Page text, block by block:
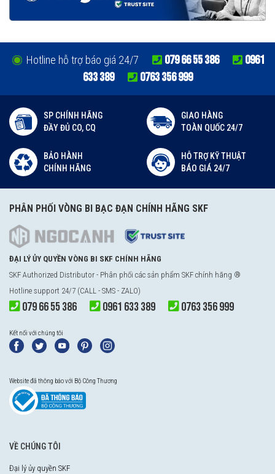
Hotline hỗ trợ báo giá 24/7 079 66 55 386
0961
633 389
0763 356 999
SP CHÍNH HÃNG
ĐẦY ĐỦ CO, CQ
GIAO HÀNG
TOÀN QUỐC 24/7
BẢO HÀNH
CHÍNH HÃNG
HỖ TRỢ KỸ THUẬT
BÁO GIÁ 24/7
PHÂN PHỐI VÒNG BI BẠC ĐẠN CHÍNH HÃNG SKF
ĐẠI LÝ ỦY QUYỀN VÒNG BI SKF CHÍNH HÃNG
SKF Authorized Distributor - Phân phối các sản phẩm SKF chính hãng ®
Hotline support 24/7 (CALL - SMS - ZALO)
079 66 55 386 0961 633 389 0763 356 999
Kết nối với chúng tôi
Website đã thông báo với Bộ Công Thương
VỀ CHÚNG TÔI
Đại lý ủy quyền SKF